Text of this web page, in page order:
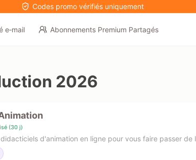
Codes promo vérifiés uniquement
e‑mail Abonnements Premium Partagés
2026
(30 j)
d'animation en ligne pour vous faire passer de